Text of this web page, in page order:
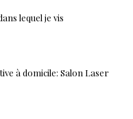
lequel je vis
à domicile: Salon Laser